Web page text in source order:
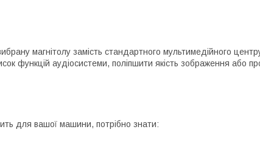
магнітолу замість стандартного мультимедійного
функцій аудіосистеми, поліпшити якість зображення або
для вашої машини, потрібно знати: